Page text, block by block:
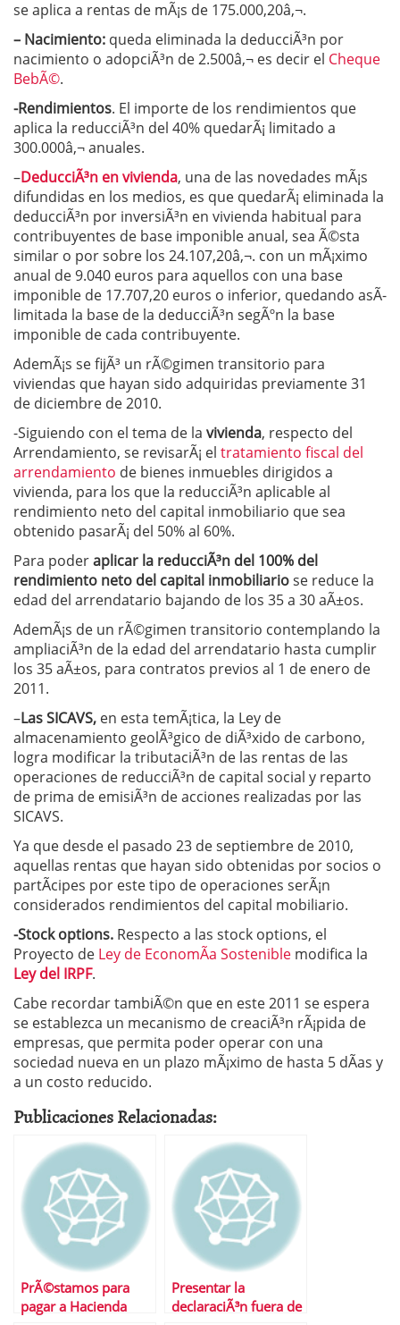
se aplica a rentas de mÃ¡s de 175.000,20â‚¬.
– Nacimiento: queda eliminada la deducciÃ³n por
nacimiento o adopciÃ³n de 2.500â‚¬ es decir el Cheque
BebÃ©.
-Rendimientos. El importe de los rendimientos que
aplica la reducciÃ³n del 40% quedarÃ¡ limitado a
300.000â‚¬ anuales.
–DeducciÃ³n en vivienda, una de las novedades mÃ¡s
difundidas en los medios, es que quedarÃ¡ eliminada la
deducciÃ³n por inversiÃ³n en vivienda habitual para
contribuyentes de base imponible anual, sea Ã©sta
similar o por sobre los 24.107,20â‚¬. con un mÃ¡ximo
anual de 9.040 euros para aquellos con una base
imponible de 17.707,20 euros o inferior, quedando asÃ­
limitada la base de la deducciÃ³n segÃºn la base
imponible de cada contribuyente.
AdemÃ¡s se fijÃ³ un rÃ©gimen transitorio para
viviendas que hayan sido adquiridas previamente 31
de diciembre de 2010.
-Siguiendo con el tema de la vivienda, respecto del
Arrendamiento, se revisarÃ¡ el tratamiento fiscal del
arrendamiento de bienes inmuebles dirigidos a
vivienda, para los que la reducciÃ³n aplicable al
rendimiento neto del capital inmobiliario que sea
obtenido pasarÃ¡ del 50% al 60%.
Para poderaplicar la reducciÃ³n del 100% del
rendimiento neto del capital inmobiliariose reduce la
edad del arrendatario bajando de los 35 a 30 aÃ±os.
AdemÃ¡s de un rÃ©gimen transitorio contemplando la
ampliaciÃ³n de la edad del arrendatario hasta cumplir
los 35 aÃ±os, para contratos previos al 1 de enero de
2011.
–Las SICAVS, en esta temÃ¡tica, la Ley de
almacenamiento geolÃ³gico de diÃ³xido de carbono,
logra modificar la tributaciÃ³n de las rentas de las
operaciones de reducciÃ³n de capital social y reparto
de prima de emisiÃ³n de acciones realizadas por las
SICAVS.
Ya que desde el pasado 23 de septiembre de 2010,
aquellas rentas que hayan sido obtenidas por socios o
partÃ­cipes por este tipo de operaciones serÃ¡n
considerados rendimientos del capital mobiliario.
-Stock options. Respecto a las stock options, el
Proyecto de Ley de EconomÃ­a Sostenible modifica la
Ley del IRPF.
Cabe recordar tambiÃ©n que en este 2011 se espera
se establezca un mecanismo de creaciÃ³n rÃ¡pida de
empresas, que permita poder operar con una
sociedad nueva en un plazo mÃ¡ximo de hasta 5 dÃ­as y
a un costo reducido.
Publicaciones Relacionadas:
PrÃ©stamos para
pagar a Hacienda
Presentar la
declaraciÃ³n fuera de